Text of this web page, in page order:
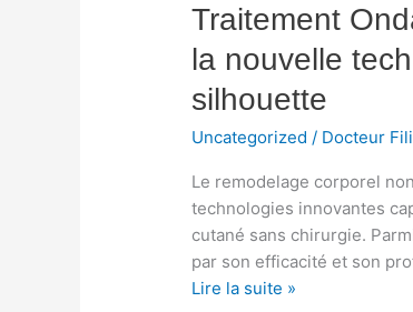
Traitement
la nouvelle
silhouette
Uncategorized / Docteur
Le remodelage corporel
technologies innovantes
cutané sans chirurgie.
par son efficacité et son
Coolwaves®
Nice
et
:
la
nouvelle
technologie
pour
remodeler
Lire la suite »